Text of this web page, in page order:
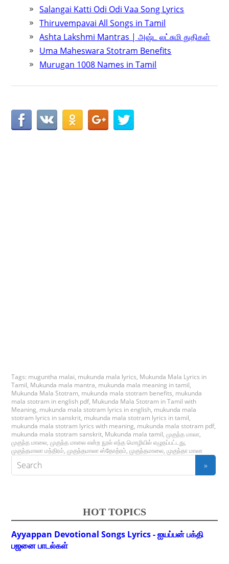
Salangai Katti Odi Odi Vaa Song Lyrics
Thiruvempavai All Songs in Tamil
Ashta Lakshmi Mantras | அஷ்ட லட்சுமி துதிகள்
Uma Maheswara Stotram Benefits
Murugan 1008 Names in Tamil
Tags: muguntha malai, mukunda mala lyrics, Mukunda Mala Lyrics in
Tamil, Mukunda mala mantra, mukunda mala meaning in tamil,
Mukunda Mala Stotram, mukunda mala stotram benefits, mukunda
mala stotram in english pdf, Mukunda Mala Stotram in Tamil with
Meaning, mukunda mala stotram lyrics in english, mukunda mala
stotram lyrics in sanskrit, mukunda mala stotram lyrics in tamil,
mukunda mala stotram lyrics with meaning, mukunda mala stotram pdf,
mukunda mala stotram sanskrit, Mukunda mala tamil,முகுந்த மாலா,
முகுந்த மாலை,முகுந்த மாலை என்ற நூல் எந்த மொழியில் எழுதப்பட்டது,
முகுந்தமாலா மந்திரம்,முகுந்தமாலா ஸ்தோத்ரம்,முகுந்தமாலை,முகுந்தா மாலா
HOT TOPICS
Ayyappan Devotional Songs Lyrics - ஐயப்பன் பக்தி
பஜனை பாடல்கள்